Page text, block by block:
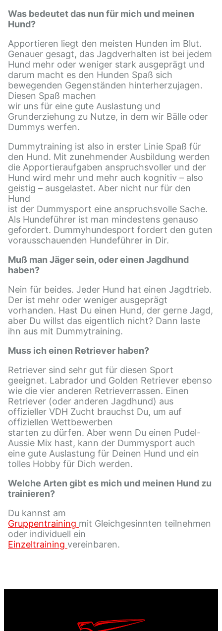
Was bedeutet das nun für mich und meinen
Hund?
Apportieren liegt den meisten Hunden im Blut.
Genauer gesagt, das Jagdverhalten ist bei jedem
Hund mehr oder weniger stark ausgeprägt und
darum macht es den Hunden Spaß sich
bewegenden Gegenständen hinterherzujagen.
Diesen Spaß machen
wir uns für eine gute Auslastung und
Grunderziehung zu Nutze, in dem wir Bälle oder
Dummys werfen.
Dummytraining ist also in erster Linie Spaß für
den Hund. Mit zunehmender Ausbildung werden
die Apportieraufgaben anspruchsvoller und der
Hund wird mehr und mehr auch kognitiv – also
geistig – ausgelastet. Aber nicht nur für den
Hund
ist der Dummysport eine anspruchsvolle Sache.
Als Hundeführer ist man mindestens genauso
gefordert. Dummyhundesport fordert den guten
vorausschauenden Hundeführer in Dir.
Muß man Jäger sein, oder einen Jagdhund
haben?
Nein für beides. Jeder Hund hat einen Jagdtrieb.
Der ist mehr oder weniger ausgeprägt
vorhanden. Hast Du einen Hund, der gerne Jagd,
aber Du willst das eigentlich nicht? Dann laste
ihn aus mit Dummytraining.
Muss ich einen Retriever haben?
Retriever sind sehr gut für diesen Sport
geeignet. Labrador und Golden Retriever ebenso
wie die vier anderen Retrieverrassen. Einen
Retriever (oder anderen Jagdhund) aus
offizieller VDH Zucht brauchst Du, um auf
offiziellen Wettbewerben
starten zu dürfen. Aber wenn Du einen Pudel-
Aussie Mix hast, kann der Dummysport auch
eine gute Auslastung für Deinen Hund und ein
tolles Hobby für Dich werden.
Welche Arten gibt es mich und meinen Hund zu
trainieren?
Du kannst am
Gruppentraining mit Gleichgesinnten teilnehmen
oder individuell ein
Einzeltraining vereinbaren.